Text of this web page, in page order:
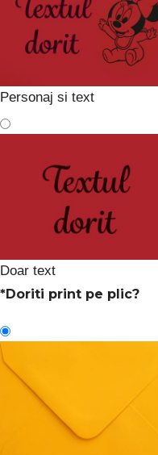
Personaj si text
Doar text
*Doriti print pe plic?